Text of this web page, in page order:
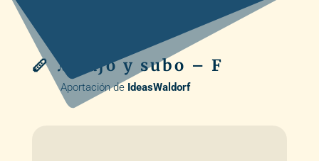
🪈 ♫ Bajo y subo – F
Aportación de IdeasWaldorf